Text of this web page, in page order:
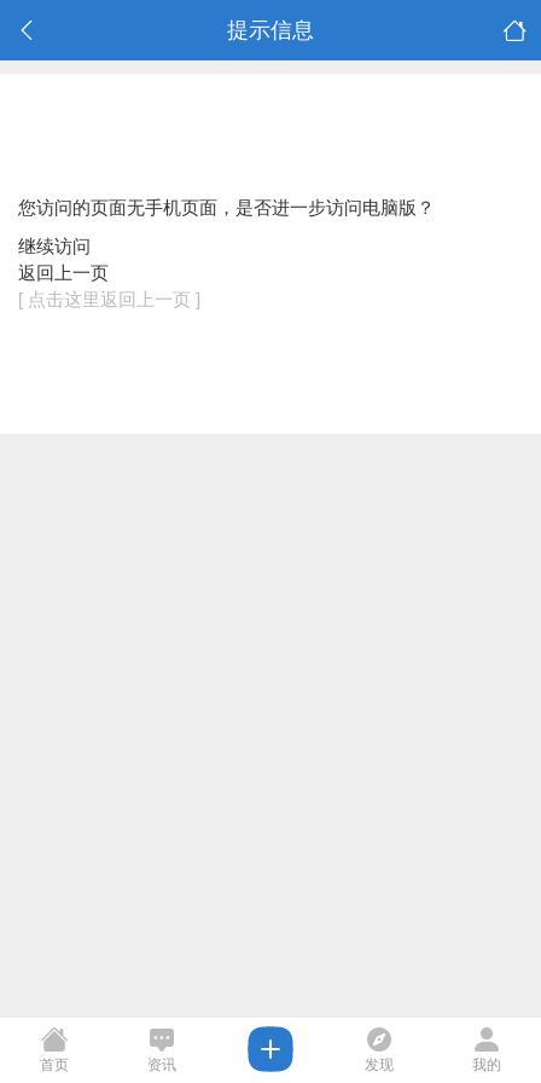
提示信息
您访问的页面无手机页面，是否进一步访问电脑版？
继续访问
返回上一页
[ 点击这里返回上一页 ]
首页 资讯 发现 我的